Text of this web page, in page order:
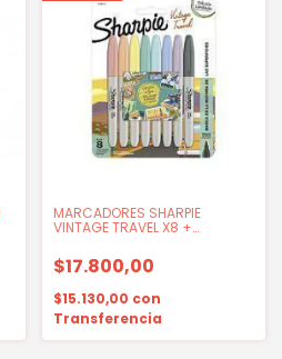
MARCADORES SHARPIE
VINTAGE TRAVEL X8 +
$17.800,00
$15.130,00 con
Transferencia